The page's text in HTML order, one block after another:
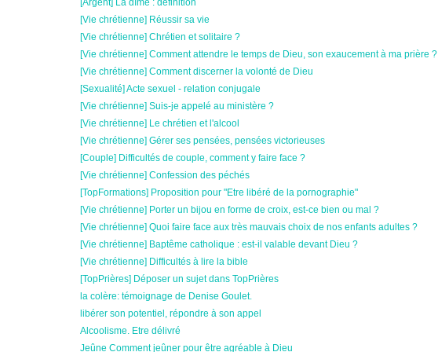
[Argent] La dîme : définition
[Vie chrétienne] Réussir sa vie
[Vie chrétienne] Chrétien et solitaire ?
[Vie chrétienne] Comment attendre le temps de Dieu, son exaucement à ma prière ?
[Vie chrétienne] Comment discerner la volonté de Dieu
[Sexualité] Acte sexuel - relation conjugale
[Vie chrétienne] Suis-je appelé au ministère ?
[Vie chrétienne] Le chrétien et l'alcool
[Vie chrétienne] Gérer ses pensées, pensées victorieuses
[Couple] Difficultés de couple, comment y faire face ?
[Vie chrétienne] Confession des péchés
[TopFormations] Proposition pour "Etre libéré de la pornographie"
[Vie chrétienne] Porter un bijou en forme de croix, est-ce bien ou mal ?
[Vie chrétienne] Quoi faire face aux très mauvais choix de nos enfants adultes ?
[Vie chrétienne] Baptême catholique : est-il valable devant Dieu ?
[Vie chrétienne] Difficultés à lire la bible
[TopPrières] Déposer un sujet dans TopPrières
la colère: témoignage de Denise Goulet.
libérer son potentiel, répondre à son appel
Alcoolisme. Etre délivré
Jeûne Comment jeûner pour être agréable à Dieu